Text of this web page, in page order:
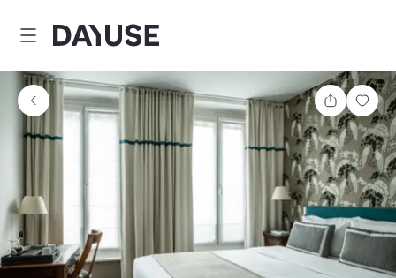
Dayuse
Partager